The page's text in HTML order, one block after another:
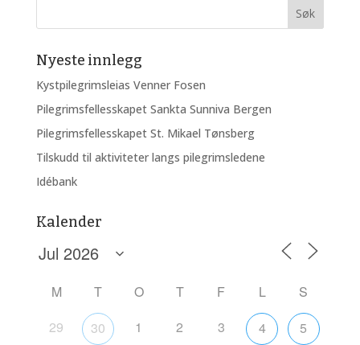
Nyeste innlegg
Kystpilegrimsleias Venner Fosen
Pilegrimsfellesskapet Sankta Sunniva Bergen
Pilegrimsfellesskapet St. Mikael Tønsberg
Tilskudd til aktiviteter langs pilegrimsledene
Idébank
Kalender
M T O T F L
S
29
30 1 2 3 4 5